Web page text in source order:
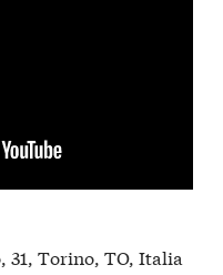
Torino, TO, Italia